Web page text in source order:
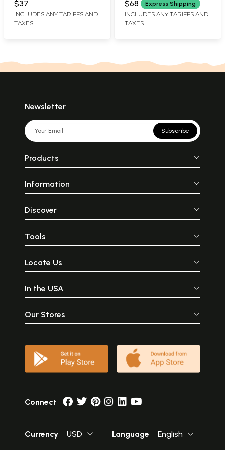
Figures of Speech and
Translation)
$37
INCLUDES ANY TARIFFS AND
TAXES
$68 Express Shipping
INCLUDES ANY TARIFFS AND
TAXES
Newsletter
Subscribe
Products
Information
Discover
Tools
Locate Us
In the USA
Our Stores
Connect
Currency USD Language English